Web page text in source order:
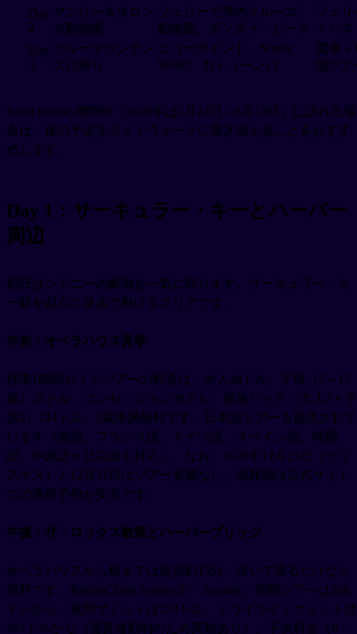
Day
2
マンリー＆タロン
ガ動物園
フェリーで湾内クルーズ、
動物園、ボンダイ・ビーチ
フェリ
＋バス
Day
3
ブルーマウンテン
ズ日帰り
エコーポイント、Scenic
World、カトゥーンバ
電車＋
地ツア
Vivid Sydney期間中（2026年は5月22日～6月13日）に訪れる場
合は、夜の予定をライトウォークに置き換えることをおすす
めします。
Day 1：サーキュラー・キーとハーバー
周辺
初日はシドニーの象徴を一気に回ります。サーキュラー・キ
ー駅を起点に徒歩で動けるエリアです。
午前：オペラハウス見学
標準1時間ガイドツアーの料金は、大人48ドル、子供（5～15
歳）28ドル、コンセッション38ドル、家族パック（大人2＋子
供2）124ドル、5歳未満無料です。日本語ツアーも提供されて
います（英語、フランス語、ドイツ語、スペイン語、韓国
語、中国語＝北京語も対応）。なお、2026年12月25日（クリ
スマス）と12月31日はツアー実施なし。混雑期は公式サイト
での事前予約が安全です。
午後：ザ・ロックス散策とハーバーブリッジ
オペラハウスから橋までは徒歩約15分。歩いて渡るだけなら
無料です。BridgeClimb Sydneyの「Summit」昼間ツアーは268
ドルから、夜間サミットは233ドル、トワイライトサミットは
297ドルから（需要連動制のため変動あり）。子供料金（8～